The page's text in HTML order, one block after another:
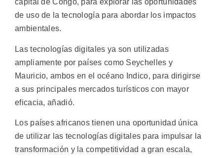
capital de Congo, para explorar las oportunidades
de uso de la tecnología para abordar los impactos
ambientales.
Las tecnologías digitales ya son utilizadas
ampliamente por países como Seychelles y
Mauricio, ambos en el océano Indico, para dirigirse
a sus principales mercados turísticos con mayor
eficacia, añadió.
Los países africanos tienen una oportunidad única
de utilizar las tecnologías digitales para impulsar la
transformación y la competitividad a gran escala,